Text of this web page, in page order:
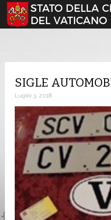
Seleziona la tua lingua
SIGLE
Luglio 3, 2018